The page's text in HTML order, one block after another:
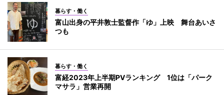
暮らす・働く
富山出身の平井敦士監督作「ゆ」上映 舞台あいさ
つも
暮らす・働く
富経2023年上半期PVランキング 1位は「パーク
マサラ」営業再開